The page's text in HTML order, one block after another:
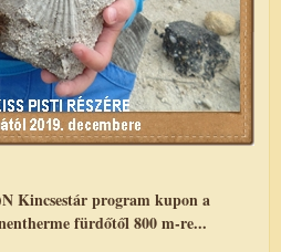
Kincsestár program kupon a
fürdőtől 800 m-re...